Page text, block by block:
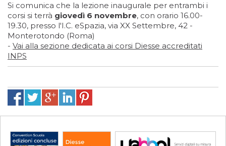
Si comunica che la lezione inaugurale per entrambi i
corsi si terrà giovedì 6 novembre, con orario 16.00-
19.30, presso l'I.C. eSpazia, via XX Settembre, 42 -
Monterotondo (Roma)
- Vai alla sezione dedicata ai corsi Diesse accreditati
INPS